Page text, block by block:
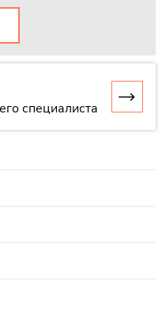
специалиста